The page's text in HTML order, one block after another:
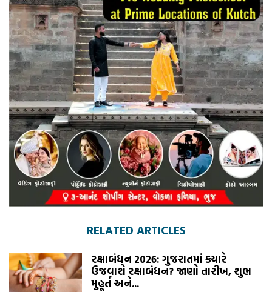
RELATED ARTICLES
રક્ષાબંધન 2026: ગુજરાતમાં ક્યારે
ઉજવાશે રક્ષાબંધન? જાણો તારીખ, શુભ
મુહૂર્ત અને...